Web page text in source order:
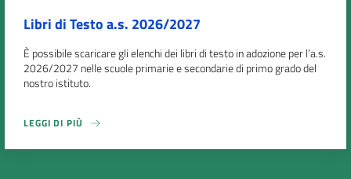
Libri di Testo a.s. 2026/2027
È possibile scaricare gli elenchi dei libri di testo in adozione per l’a.s.
2026/2027 nelle scuole primarie e secondarie di primo grado del
nostro istituto.
LEGGI DI PIÙ